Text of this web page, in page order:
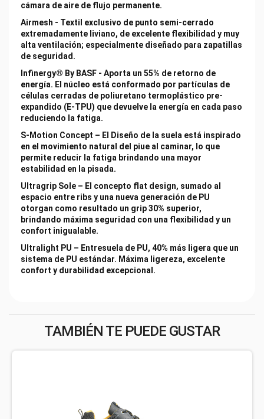
cámara de aire de flujo permanente.
Airmesh - Textil exclusivo de punto semi-cerrado
extremadamente liviano, de excelente flexibilidad y muy
alta ventilación; especialmente diseñado para zapatillas
de seguridad.
Infinergy® By BASF - Aporta un 55% de retorno de
energía. El núcleo está conformado por partículas de
células cerradas de poliuretano termoplástico pre-
expandido (E-TPU) que devuelve la energía en cada paso
reduciendo la fatiga.
S-Motion Concept – El Diseño de la suela está inspirado
en el movimiento natural del piue al caminar, lo que
permite reducir la fatiga brindando una mayor
estabilidad en la pisada.
Ultragrip Sole – El concepto flat design, sumado al
espacio entre ribs y una nueva generación de PU
otorgan como resultado un grip 30% superior,
brindando máxima seguridad con una flexibilidad y un
confort inigualable.
Ultralight PU – Entresuela de PU, 40% más ligera que un
sistema de PU estándar. Máxima ligereza, excelente
confort y durabilidad excepcional.
TAMBIÉN TE PUEDE GUSTAR